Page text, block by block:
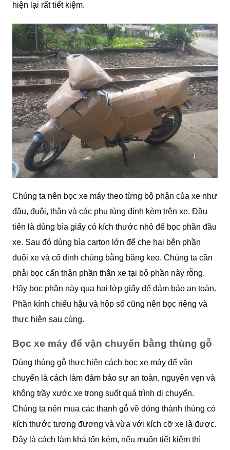
hiện lại rất tiết kiệm.
Chúng ta nên bọc xe máy theo từng bộ phận của xe như
đầu, đuôi, thân và các phụ tùng đính kèm trên xe. Đầu
tiên là dùng bìa giấy có kích thước nhỏ để bọc phần đầu
xe. Sau đó dùng bìa carton lớn để che hai bên phần
đuôi xe và cố định chúng bằng băng keo. Chúng ta cần
phải bọc cẩn thận phần thân xe tại bộ phần này rỗng.
Hãy bọc phần này qua hai lớp giấy để đảm bảo an toàn.
Phần kính chiếu hậu và hộp số cũng nên bọc riêng và
thực hiện sau cùng.
Bọc xe máy để vận chuyển bằng thùng gỗ
Dùng thùng gỗ thực hiện cách bọc xe máy để vận
chuyển là cách làm đảm bảo sự an toàn, nguyên vẹn và
không trầy xước xe trong suốt quá trình di chuyển.
Chúng ta nên mua các thanh gỗ về đóng thành thùng có
kích thước tương đương và vừa với kích cỡ xe là được.
Đây là cách làm khá tốn kém, nếu muốn tiết kiệm thì